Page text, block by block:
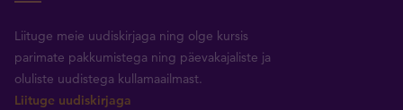
Liituge meie uudiskirjaga ning olge kursis
parimate pakkumistega ning päevakajaliste ja
oluliste uudistega kullamaailmast.
Liituge uudiskirjaga